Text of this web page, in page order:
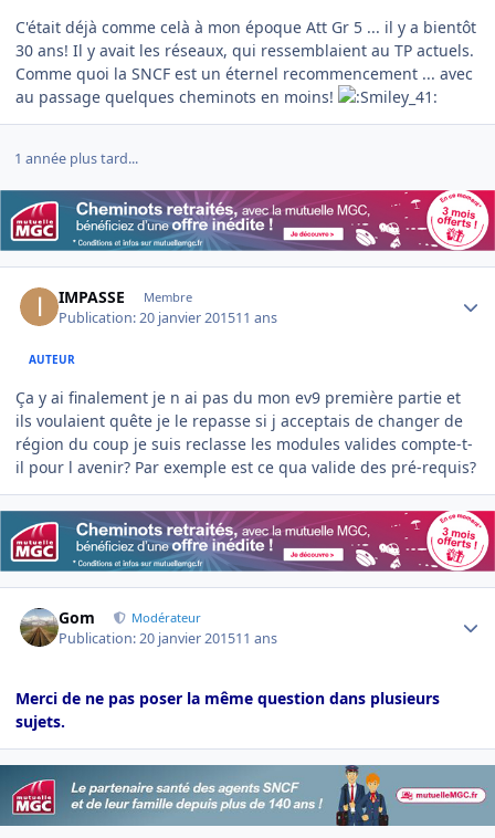
C'était déjà comme celà à mon époque Att Gr 5 ... il y a bientôt
30 ans! Il y avait les réseaux, qui ressemblaient au TP actuels.
Comme quoi la SNCF est un éternel recommencement ... avec
au passage quelques cheminots en moins!
1 année plus tard...
IMPASSE Membre
Publication:20 janvier 201511 ans
AUTEUR
Ça y ai finalement je n ai pas du mon ev9 première partie et
ils voulaient quête je le repasse si j acceptais de changer de
région du coup je suis reclasse les modules valides compte-t-
il pour l avenir? Par exemple est ce qua valide des pré-requis?
Gom Modérateur
Publication:20 janvier 201511 ans
Merci de ne pas poser la même question dans plusieurs
sujets.